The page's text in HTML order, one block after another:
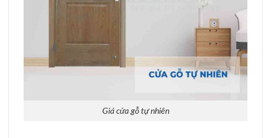
Giá cửa gỗ tự nhiên